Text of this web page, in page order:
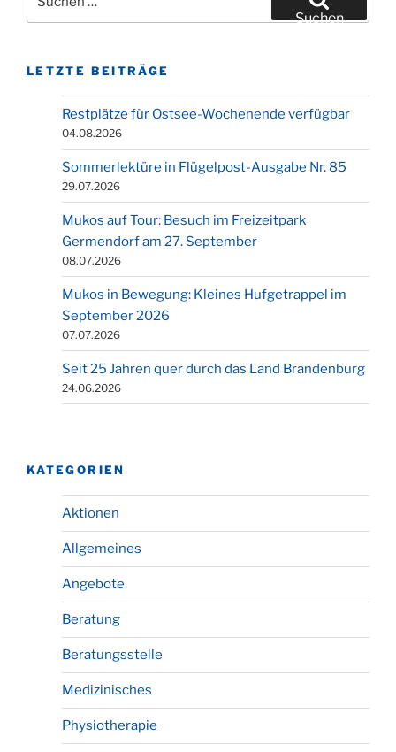
nach:
Suchen
LETZTE BEITRÄGE
Restplätze für Ostsee-Wochenende verfügbar
04.08.2026
Sommerlektüre in Flügelpost-Ausgabe Nr. 85
29.07.2026
Mukos auf Tour: Besuch im Freizeitpark
Germendorf am 27. September
08.07.2026
Mukos in Bewegung: Kleines Hufgetrappel im
September 2026
07.07.2026
Seit 25 Jahren quer durch das Land Brandenburg
24.06.2026
KATEGORIEN
Aktionen
Allgemeines
Angebote
Beratung
Beratungsstelle
Medizinisches
Physiotherapie